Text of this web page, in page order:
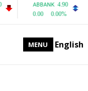
MENU English